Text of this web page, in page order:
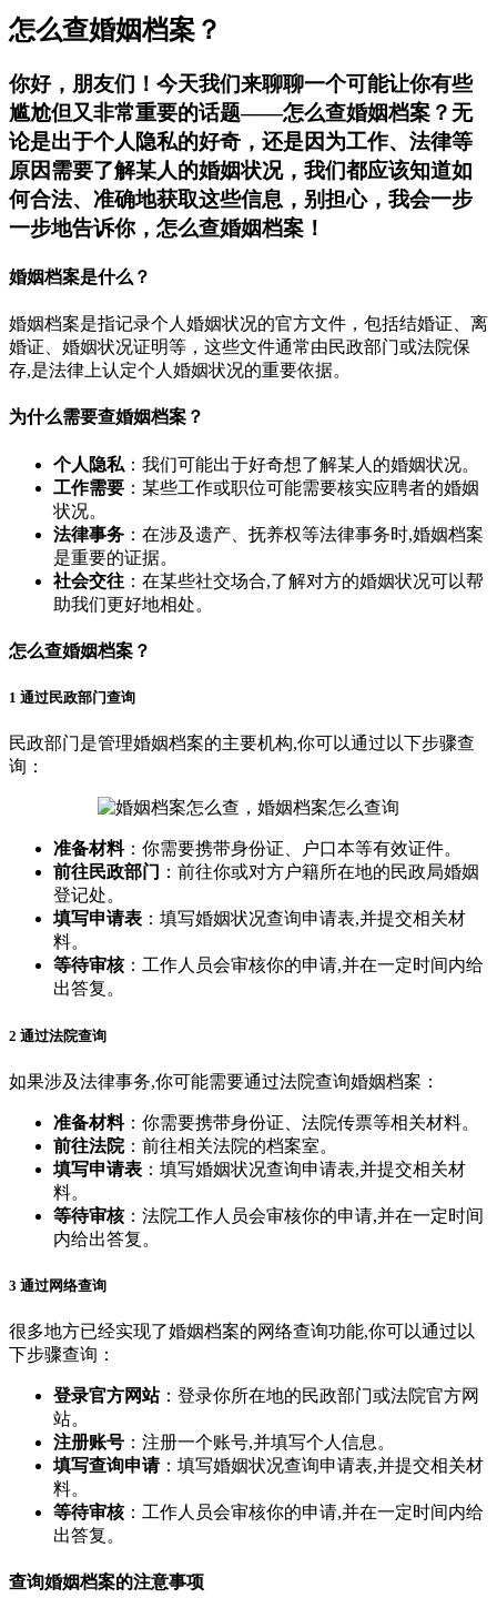
怎么查婚姻档案？
你好，朋友们！今天我们来聊聊一个可能让你有些
尴尬但又非常重要的话题——怎么查婚姻档案？无
论是出于个人隐私的好奇，还是因为工作、法律等
原因需要了解某人的婚姻状况，我们都应该知道如
何合法、准确地获取这些信息，别担心，我会一步
一步地告诉你，怎么查婚姻档案！
婚姻档案是什么？
婚姻档案是指记录个人婚姻状况的官方文件，包括结婚证、离
婚证、婚姻状况证明等，这些文件通常由民政部门或法院保
存,是法律上认定个人婚姻状况的重要依据。
为什么需要查婚姻档案？
个人隐私 ：我们可能出于好奇想了解某人的婚姻状况。
工作需要 ：某些工作或职位可能需要核实应聘者的婚姻
状况。
法律事务 ：在涉及遗产、抚养权等法律事务时,婚姻档案
是重要的证据。
社会交往 ：在某些社交场合,了解对方的婚姻状况可以帮
助我们更好地相处。
怎么查婚姻档案？
1 通过民政部门查询
民政部门是管理婚姻档案的主要机构,你可以通过以下步骤查
询：
准备材料：你需要携带身份证、户口本等有效证件。
前往民政部门 ：前往你或对方户籍所在地的民政局婚姻
登记处。
填写申请表 ：填写婚姻状况查询申请表,并提交相关材
料。
等待审核：工作人员会审核你的申请,并在一定时间内给
出答复。
2 通过法院查询
如果涉及法律事务,你可能需要通过法院查询婚姻档案：
准备材料：你需要携带身份证、法院传票等相关材料。
前往法院：前往相关法院的档案室。
填写申请表 ：填写婚姻状况查询申请表,并提交相关材
料。
等待审核：法院工作人员会审核你的申请,并在一定时间
内给出答复。
3 通过网络查询
很多地方已经实现了婚姻档案的网络查询功能,你可以通过以
下步骤查询：
登录官方网站：登录你所在地的民政部门或法院官方网
站。
注册账号 ：注册一个账号,并填写个人信息。
填写查询申请：填写婚姻状况查询申请表,并提交相关材
料。
等待审核：工作人员会审核你的申请,并在一定时间内给
出答复。
查询婚姻档案的注意事项